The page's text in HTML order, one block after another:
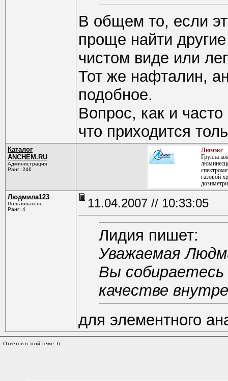
В общем то, если
проще найти
чистом виде или
Тот же нафталин,
подобное.
Вопрос, как и
что приходится
Каталог
ANCHEM.RU
Администрация
Ранг: 246
Люмэкс
Группа
газовой
Людмила123
Пользователь
Ранг: 4
11.04.2007 // 10:33:05
Лидия пишет:
Уважаемая
Вы собираетесь
качестве
для элементного
Ответов в этой теме: 6